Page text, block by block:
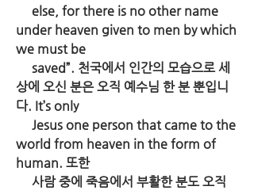
under heaven given to men by which
we must be
상에 오신 분은 오직 예수님 한 분 뿐입니
다. It’s only
world from heaven in the form of
human. 또한